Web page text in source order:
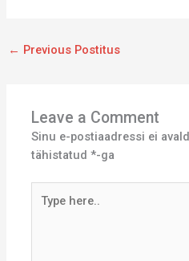
← Previous Postitus
Leave a Comment
Sinu e-postiaadressi ei
tähistatud*-ga
here..